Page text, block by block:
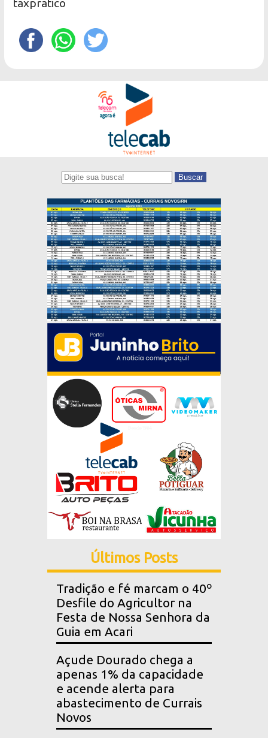
taxpratico
Buscar
Últimos Posts
Tradição e fé marcam o 40º
Desfile do Agricultor na
Festa de Nossa Senhora da
Guia em Acari
Açude Dourado chega a
apenas 1% da capacidade
e acende alerta para
abastecimento de Currais
Novos